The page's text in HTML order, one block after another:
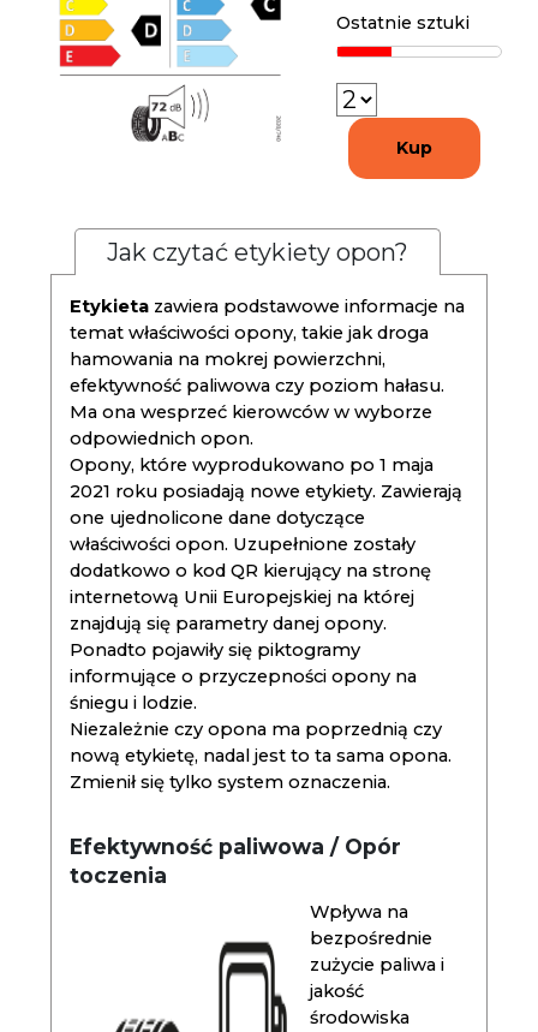
Ostatnie sztuki
Kup
Jak czytać etykiety opon?
Etykieta zawiera podstawowe informacje na
temat właściwości opony, takie jak droga
hamowania na mokrej powierzchni,
efektywność paliwowa czy poziom hałasu.
Ma ona wesprzeć kierowców w wyborze
odpowiednich opon.
Opony, które wyprodukowano po 1 maja
2021 roku posiadają nowe etykiety. Zawierają
one ujednolicone dane dotyczące
właściwości opon. Uzupełnione zostały
dodatkowo o kod QR kierujący na stronę
internetową Unii Europejskiej na której
znajdują się parametry danej opony.
Ponadto pojawiły się piktogramy
informujące o przyczepności opony na
śniegu i lodzie.
Niezależnie czy opona ma poprzednią czy
nową etykietę, nadal jest to ta sama opona.
Zmienił się tylko system oznaczenia.
Efektywność paliwowa / Opór
toczenia
Wpływa na
bezpośrednie
zużycie paliwa i
jakość
środowiska